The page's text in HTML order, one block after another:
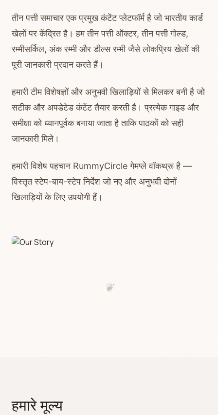
तीन पत्ती समाचार एक प्रमुख कंटेंट प्लेटफॉर्म है जो भारतीय कार्ड
खेलों पर केंद्रित है। हम तीन पत्ती ऑक्टर, तीन पत्ती गोल्ड,
रम्मीसर्किल, अंक रम्मी और डील्स रम्मी जैसे लोकप्रिय खेलों की
पूरी जानकारी प्रदान करते हैं।
हमारी टीम विशेषज्ञों और अनुभवी खिलाड़ियों से मिलकर बनी है जो
सटीक और अपडेटेड कंटेंट तैयार करती है। प्रत्येक गाइड और
समीक्षा को ध्यानपूर्वक बनाया जाता है ताकि पाठकों को सही
जानकारी मिले।
हमारी विशेष पहचान RummyCircle गेमप्ले वॉकथ्रू है —
विस्तृत स्टेप-बाय-स्टेप निर्देश जो नए और अनुभवी दोनों
खिलाड़ियों के लिए उपयोगी हैं।
❦
हमारे मूल्य